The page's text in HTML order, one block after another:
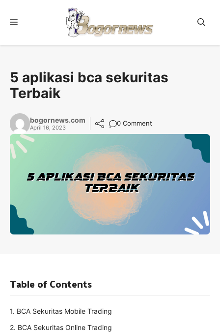
Menu
5 aplikasi bca sekuritas
Terbaik
bogornews.com
April 16, 2023
0 Comment
Table of Contents
1. BCA Sekuritas Mobile Trading
2. BCA Sekuritas Online Trading